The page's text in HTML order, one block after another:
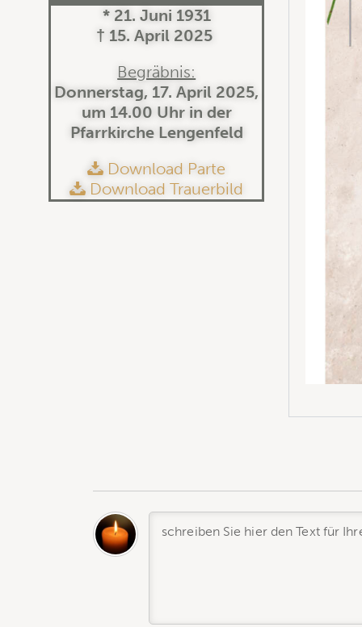
* 21. Juni 1931
† 15. April 2025
Begräbnis:
Donnerstag, 17. April 2025,
um 14.00 Uhr in der
Pfarrkirche Lengenfeld
Download Parte
Download Trauerbild